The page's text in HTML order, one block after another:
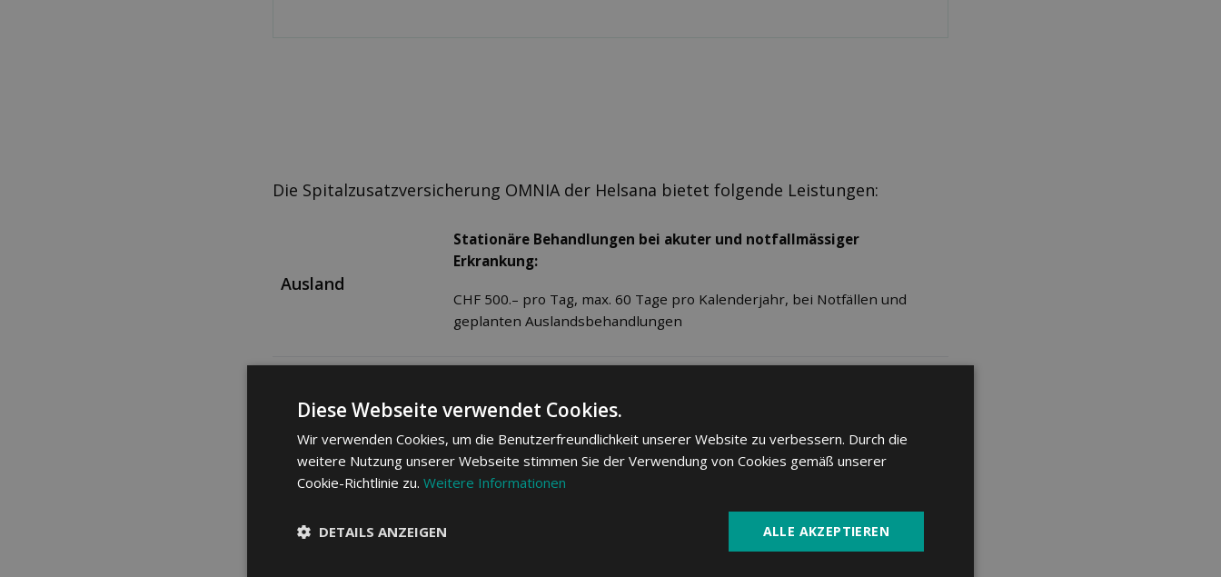
Die Spitalzusatzversicherung OMNIA der Helsana bietet folgende Leistungen:
Ausland
Stationäre Behandlungen bei akuter und notfallmässiger
Erkrankung:
CHF 500.– pro Tag, max. 60 Tage pro Kalenderjahr, bei Notfällen und
geplanten Auslandsbehandlungen
Mutterschaft
Siehe Spitalaufenthalte (Inland)
Behandlung in anerkannten Akutspitälern gemäss kantonaler
Spitalliste:
Volle Deckung in der allgemeinen Abteilung ganze Schweiz
Diese Webseite verwendet Cookies.
Wir verwenden Cookies, um die Benutzerfreundlichkeit unserer Website zu verbessern. Durch die
weitere Nutzung unserer Webseite stimmen Sie der Verwendung von Cookies gemäß unserer
Cookie-Richtlinie zu. Weitere Informationen
ALLE AKZEPTIEREN
DETAILS ANZEIGEN